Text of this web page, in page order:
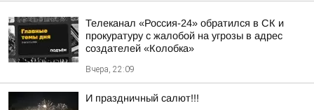
Телеканал «Россия-24» обратился в СК и
прокуратуру с жалобой на угрозы в адрес
создателей «Колобка»
Вчера, 22:09
И праздничный салют!!!